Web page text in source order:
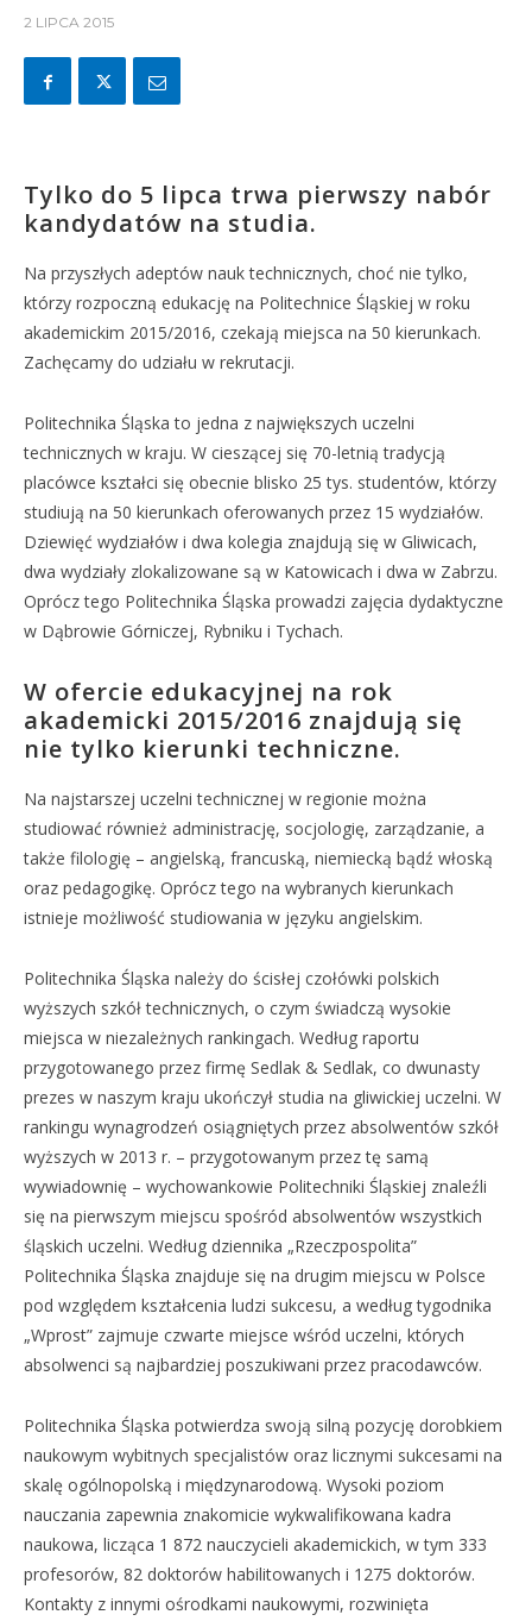
2 LIPCA 2015
Tylko do 5 lipca trwa pierwszy nabór
kandydatów na studia.
Na przyszłych adeptów nauk technicznych, choć nie tylko,
którzy rozpoczną edukację na Politechnice Śląskiej w roku
akademickim 2015/2016, czekają miejsca na 50 kierunkach.
Zachęcamy do udziału w rekrutacji.
Politechnika Śląska to jedna z największych uczelni
technicznych w kraju. W cieszącej się 70-letnią tradycją
placówce kształci się obecnie blisko 25 tys. studentów, którzy
studiują na 50 kierunkach oferowanych przez 15 wydziałów.
Dziewięć wydziałów i dwa kolegia znajdują się w Gliwicach,
dwa wydziały zlokalizowane są w Katowicach i dwa w Zabrzu.
Oprócz tego Politechnika Śląska prowadzi zajęcia dydaktyczne
w Dąbrowie Górniczej, Rybniku i Tychach.
W ofercie edukacyjnej na rok
akademicki 2015/2016 znajdują się
nie tylko kierunki techniczne.
Na najstarszej uczelni technicznej w regionie można
studiować również administrację, socjologię, zarządzanie, a
także filologię – angielską, francuską, niemiecką bądź włoską
oraz pedagogikę. Oprócz tego na wybranych kierunkach
istnieje możliwość studiowania w języku angielskim.
Politechnika Śląska należy do ścisłej czołówki polskich
wyższych szkół technicznych, o czym świadczą wysokie
miejsca w niezależnych rankingach. Według raportu
przygotowanego przez firmę Sedlak & Sedlak, co dwunasty
prezes w naszym kraju ukończył studia na gliwickiej uczelni. W
rankingu wynagrodzeń osiągniętych przez absolwentów szkół
wyższych w 2013 r. – przygotowanym przez tę samą
wywiadownię – wychowankowie Politechniki Śląskiej znaleźli
się na pierwszym miejscu spośród absolwentów wszystkich
śląskich uczelni. Według dziennika „Rzeczpospolita”
Politechnika Śląska znajduje się na drugim miejscu w Polsce
pod względem kształcenia ludzi sukcesu, a według tygodnika
„Wprost” zajmuje czwarte miejsce wśród uczelni, których
absolwenci są najbardziej poszukiwani przez pracodawców.
Politechnika Śląska potwierdza swoją silną pozycję dorobkiem
naukowym wybitnych specjalistów oraz licznymi sukcesami na
skalę ogólnopolską i międzynarodową. Wysoki poziom
nauczania zapewnia znakomicie wykwalifikowana kadra
naukowa, licząca 1 872 nauczycieli akademickich, w tym 333
profesorów, 82 doktorów habilitowanych i 1275 doktorów.
Kontakty z innymi ośrodkami naukowymi, rozwinięta